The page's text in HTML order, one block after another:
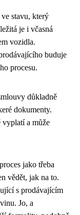
stavu, který
je i včasná
vozidla.
buduje
procesu.
důkladně
dokumenty.
vyplatí a může
jako třeba
vědět, jak na to.
s prodávajícím
Jo, a